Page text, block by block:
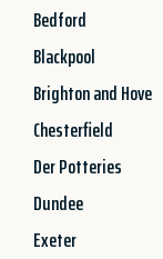
Bedford
Blackpool
Brighton and Hove
Chesterfield
Der Potteries
Dundee
Exeter